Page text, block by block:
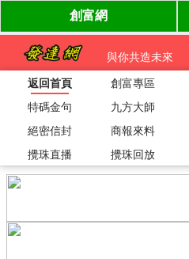
與你共造未來
返回首頁
創富專區
特碼金句
九方大師
絕密信封
商報來料
攪珠直播
攪珠回放